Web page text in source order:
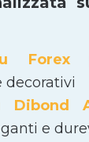
Forex
decorativi
Dibond
e